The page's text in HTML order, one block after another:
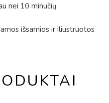
nei 10 minučių
išsamios ir iliustruotos